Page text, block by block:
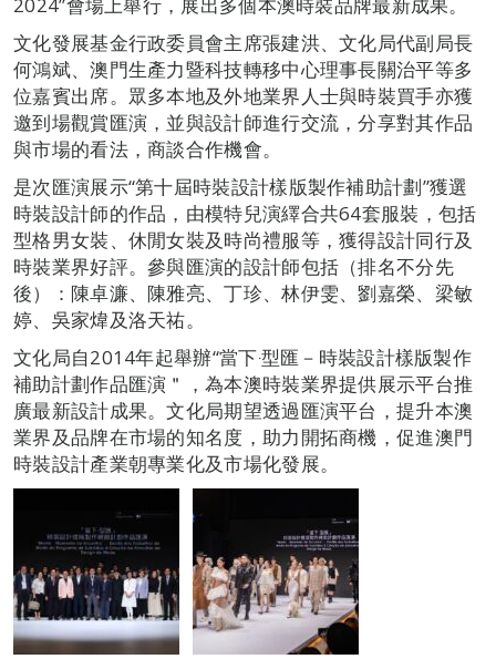
文化發展基金行政委員會主席張建洪、文化局代副局長
何鴻斌、澳門生產力暨科技轉移中心理事長關治平等多
位嘉賓出席。眾多本地及外地業界人士與時裝買手亦獲
邀到場觀賞匯演，並與設計師進行交流，分享對其作品
與市場的看法，商談合作機會。
是次匯演展示“第十屆時裝設計樣版製作補助計劃”獲選
時裝設計師的作品，由模特兒演繹合共64套服裝，包括
型格男女裝、休閒女裝及時尚禮服等，獲得設計同行及
時裝業界好評。參與匯演的設計師包括（排名不分先
後）：陳卓濂、陳雅亮、丁珍、林伊雯、劉嘉榮、梁敏
婷、吳家煒及洛天祐。
文化局自2014年起舉辦“當下‧型匯－時裝設計樣版製作
補助計劃作品匯演＂，為本澳時裝業界提供展示平台推
廣最新設計成果。文化局期望透過匯演平台，提升本澳
業界及品牌在市場的知名度，助力開拓商機，促進澳門
時裝設計產業朝專業化及市場化發展。